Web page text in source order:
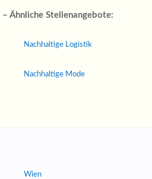
Ähnliche Stellenangebote:
Nachhaltige Logistik
Nachhaltige Mode
Wien